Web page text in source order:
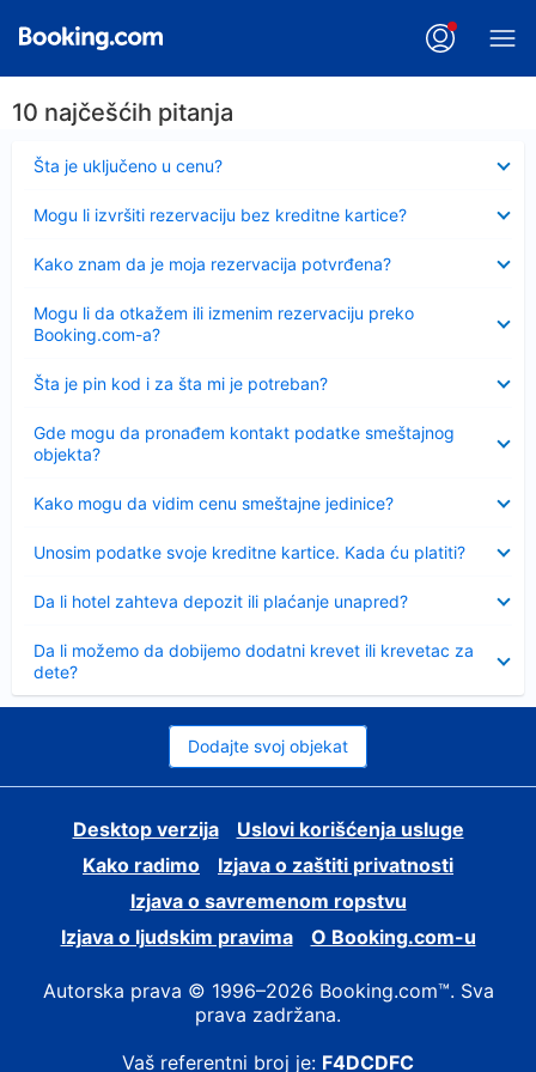
10 najčešćih pitanja
Šta je uključeno u cenu?
Sažeto
Mogu li izvršiti rezervaciju bez kreditne kartice?
Kako znam da je moja rezervacija potvrđena?
Mogu li da otkažem ili izmenim rezervaciju preko
Booking.com-a?
Šta je pin kod i za šta mi je potreban?
Sažeto
Gde mogu da pronađem kontakt podatke smeštajnog
objekta?
Kako mogu da vidim cenu smeštajne jedinice?
Unosim podatke svoje kreditne kartice. Kada ću platiti?
Da li hotel zahteva depozit ili plaćanje unapred?
Da li možemo da dobijemo dodatni krevet ili krevetac za
dete?
Dodajte svoj objekat
Desktop verzija
Uslovi korišćenja usluge
Kako radimo
Izjava o zaštiti privatnosti
Izjava o savremenom ropstvu
Izjava o ljudskim pravima
О Booking.com-u
Autorska prava © 1996–2026 Booking.com™. Sva
prava zadržana.
Vaš referentni broj je: F4DCDFC